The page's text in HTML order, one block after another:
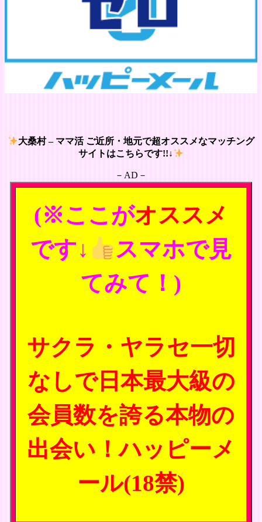
大桑村 – ママ活 ご近所・地元で超オススメなマッチング
サイトはこちらです!!↓
－AD－
(※ここがオススメ
です↓
スマホで見
てみて！)
サクラ・ヤラセ一切
なしで日本最大級の
会員数を誇る本物の
出会い！ハッピーメ
ール(18禁)